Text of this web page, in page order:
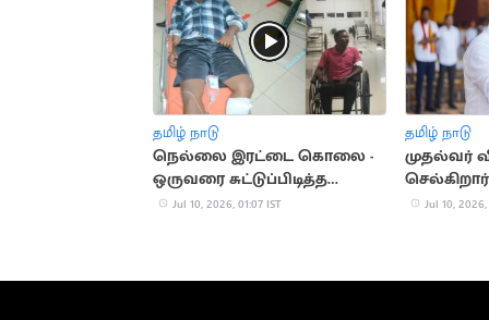
தமிழ் நாடு
நெல்லை இரட்டை கொலை -
ஒருவரை சுட்டுப்பிடித்த
போலீஸ்
Jul 10, 2026, 01:07 IST
தமிழ் நாடு
முதல்வர்
Jul 10, 2026,